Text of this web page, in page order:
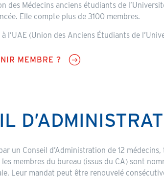
des Médecins anciens étudiants de
Elle compte plus de 3100 membres.
à l’UAE (Union des Anciens Étudiants de
MEMBRE ?
un Conseil d’Administration de 12
membres du bureau (issus du CA) sont
Leur mandat peut être renouvelé